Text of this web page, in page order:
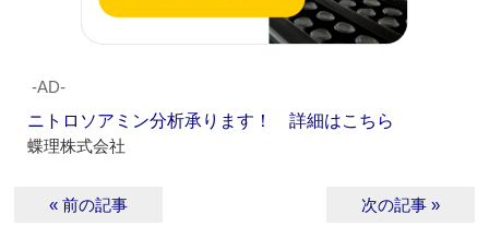
‐AD‐
ニトロソアミン分析承ります！ 詳細はこちら
蝶理株式会社
« 前の記事 次の記事 »